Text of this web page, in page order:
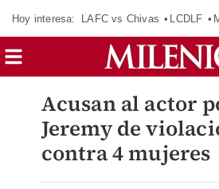
Hoy interesa: LAFC vs Chivas LCDLF
Acusan al actor
Jeremy de
contra 4 mujeres